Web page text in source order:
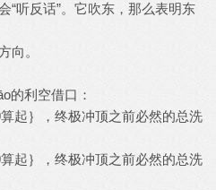
“听反话”。它吹东，那么表明东
向。
的利空借口：
起｝，终极冲顶之前必然的总洗
起｝，终极冲顶之前必然的总洗